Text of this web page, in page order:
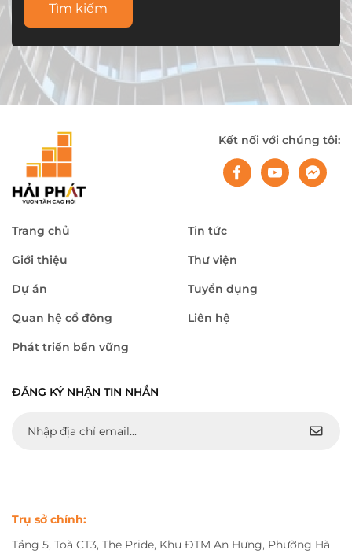
Tìm kiếm
Kết nối với chúng tôi:
Trang chủ
Giới thiệu
Dự án
Quan hệ cổ đông
Phát triển bền vững
Tin tức
Thư viện
Tuyển dụng
Liên hệ
ĐĂNG KÝ NHẬN TIN NHẮN
Trụ sở chính:
Tầng 5, Toà CT3, The Pride, Khu ĐTM An Hưng, Phường Hà